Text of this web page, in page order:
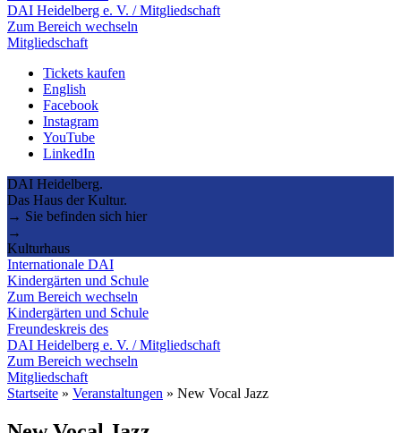
DAI Heidelberg e. V. / Mitgliedschaft
Zum Bereich wechseln
Mitgliedschaft
Tickets kaufen
English
Facebook
Instagram
YouTube
LinkedIn
DAI Heidelberg.
Das Haus der Kultur.
→ Sie befinden sich hier
→
Kulturhaus
Internationale DAI
Kindergärten und Schule
Zum Bereich wechseln
Kindergärten und Schule
Freundeskreis des
DAI Heidelberg e. V. / Mitgliedschaft
Zum Bereich wechseln
Mitgliedschaft
Startseite » Veranstaltungen » New Vocal Jazz